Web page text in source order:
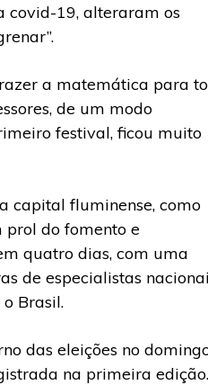
covid-19, alteraram os
a matemática para
de um modo
festival, ficou muito
capital fluminense, como
do fomento e
quatro dias, com uma
de especialistas
Brasil.
das eleições no
na primeira edição.